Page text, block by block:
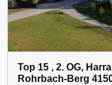
Top 15 , 2. OG,
Rohrbach-Berg